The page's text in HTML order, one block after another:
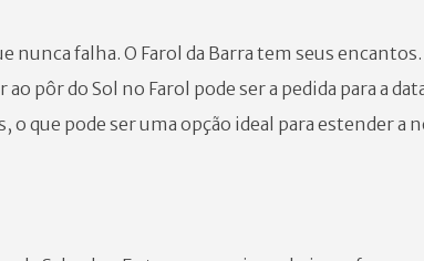
nunca falha. O Farol da Barra tem seus
pôr do Sol no Farol pode ser a pedida para a
que pode ser uma opção ideal para estender a